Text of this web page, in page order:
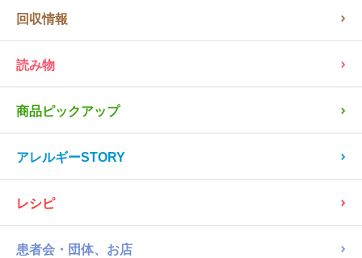
回収情報
読み物
商品ピックアップ
アレルギーSTORY
レシピ
患者会・団体、お店